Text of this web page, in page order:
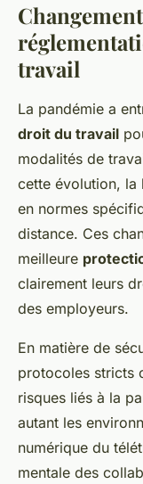
travail
La pandémie a
droit du travail
modalités de
cette évolution, la
en normes
distance. Ces
meilleure
clairement leurs
des employeurs.
En matière de
protocoles stricts
risques liés à la
autant les
numérique du
mentale des